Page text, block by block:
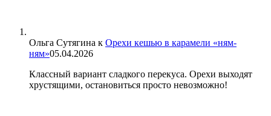
Ольга Сутягина к Орехи кешью в карамели «ням-
ням»05.04.2026
Классный вариант сладкого перекуса. Орехи выходят
хрустящими, остановиться просто невозможно!